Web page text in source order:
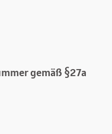
gemäß §27a